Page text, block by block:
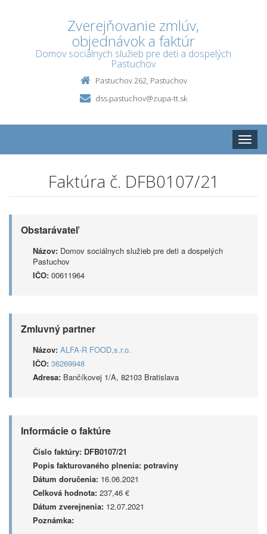
Zverejňovanie zmlúv,
objednávok a faktúr
Domov sociálnych služieb pre deti a dospelých
Pastuchov
Pastuchov 262, Pastuchov
dss.pastuchov@zupa-tt.sk
Toggle
Faktúra č. DFB0107/21
Obstarávateľ
Názov: Domov sociálnych služieb pre deti a dospelých
Pastuchov
IČO: 00611964
Zmluvný partner
Názov: ALFA-R FOOD,s.r.o.
IČO: 36269948
Adresa: Bančíkovej 1/A, 82103 Bratislava
Informácie o faktúre
Číslo faktúry: DFB0107/21
Popis fakturovaného plnenia: potraviny
Dátum doručenia: 16.06.2021
Celková hodnota: 237,46 €
Dátum zverejnenia: 12.07.2021
Poznámka: